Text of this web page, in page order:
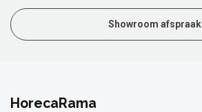
Showroom afspraak
HorecaRama